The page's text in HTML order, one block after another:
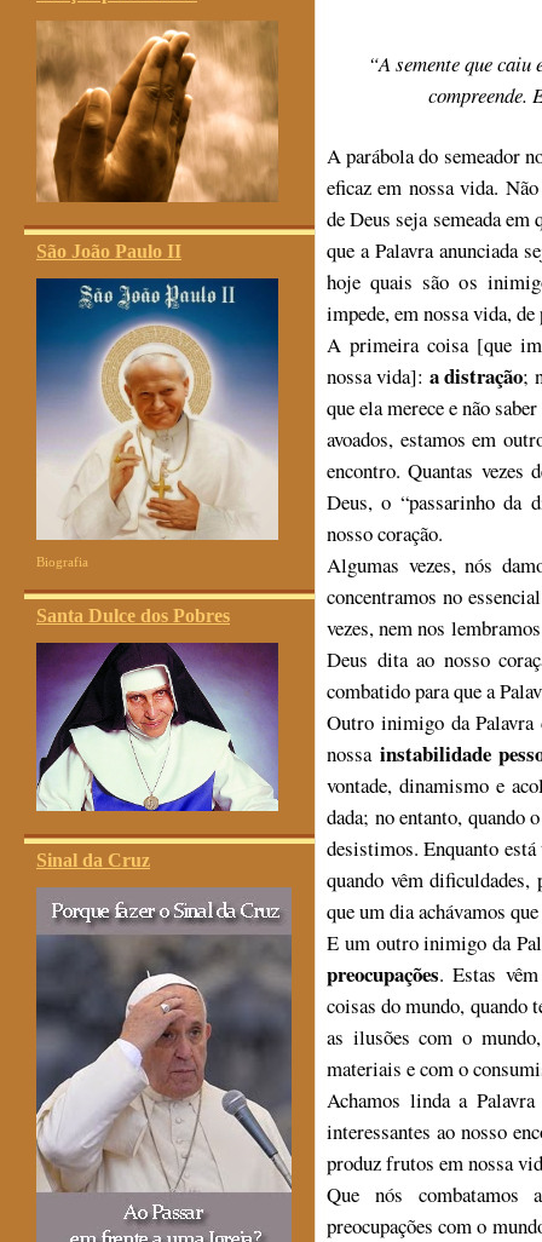
São João Paulo II
Biografia
Santa Dulce dos Pobres
Sinal da Cruz
“A semente que caiu
compreende.
A parábola do semeador
eficaz em nossa vida.
de Deus seja semeada em
que a Palavra anunciada
hoje quais são os
impede, em nossa vida,
A primeira coisa [que
nossa vida]: a distração;
que ela merece e não
avoados, estamos em
encontro. Quantas vezes
Deus, o “passarinho da
nosso coração.
Algumas vezes, nós
concentramos no
vezes, nem nos
Deus dita ao nosso
combatido para que a
Outro inimigo da
nossa instabilidade
vontade, dinamismo e
dada; no entanto, quando
desistimos. Enquanto
quando vêm dificuldades,
que um dia achávamos
E um outro inimigo da
preocupações. Estas
coisas do mundo, quando
as ilusões com o
materiais e com o
Achamos linda a
interessantes ao nosso
produz frutos em nossa
Que nós combatamos
preocupações com o